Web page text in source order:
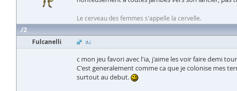
Le cerveau des femmes s'appelle la cervelle.
2
Fulcanelli
c mon jeu favori avec l'ia, j'aime les voir faire demi
C'est generalement comme ca que je colonise mes
surtout au debut.